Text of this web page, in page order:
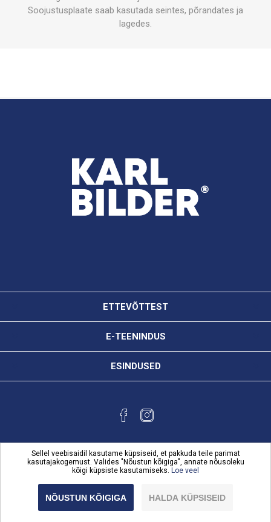
Soojustusplaate saab kasutada seintes, põrandates ja
lagedes.
ETTEVÕTTEST
E-TEENINDUS
ESINDUSED
Copyright © 2026 Karl Bilder e-teenindus. Kõik õigused
reserveeritud.
Sellel veebisaidil kasutame küpsiseid, et pakkuda teile parimat
kasutajakogemust. Valides "Nõustun kõigiga", annate nõusoleku
kõigi küpsiste kasutamiseks. Loe veel
NÕUSTUN KÕIGIGA HALDA KÜPSISEID